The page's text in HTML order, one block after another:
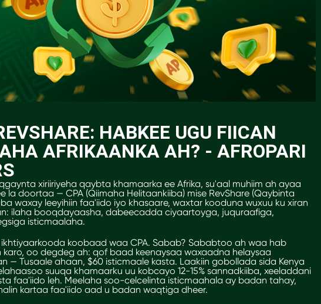
HABKEE UGU FIICAN
AFRIKAANKA AH? - AFROPARI
xiriiriyeha qaybta khamaarka ee Afrika, su'aal muhiim ah ayaa
la doortaa — CPA (Qiimaha Helitaankiiba) mise RevShare (Qaybinta
waxay leeyihiin faa'iido iyo khasaare, waxtar kooduna wuxuu ku xiran
ilaha booqdayaasha, dabeecadda ciyaartoyga, juquraafiga,
isticmaalaha.
ikhtiyaarkooda koobaad waa CPA. Sabab? Sababtoo ah waa hab
karo, oo degdeg ah: qof baad keenaysaa waxaadna helaysaa
— Tusaale ahaan, $60 isticmaale kasta. Laakiin gobollada sida Kenya
suuqa khamaarku uu kobcayo 12-15% sannadkiiba, xeeladdani
faa'iido leh. Meelaha soo-celcelinta isticmaahala ay badan tahay,
kartaa faa'iido aad u badan waqtiga dheer.